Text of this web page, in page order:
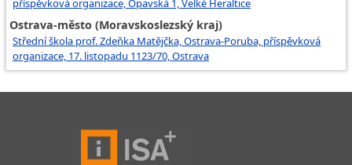
příspěvková organizace, Opavská 1, Velké Heraltice
Ostrava-město (Moravskoslezský kraj)
Střední škola prof. Zdeňka Matějčka, Ostrava-Poruba, příspěvková
organizace, 17. listopadu 1123/70, Ostrava